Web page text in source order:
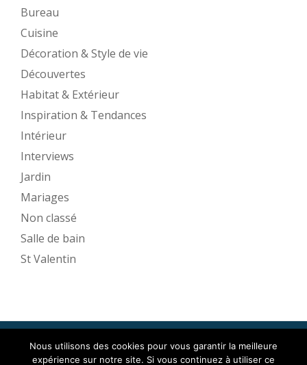
Bureau
Cuisine
Décoration & Style de vie
Découvertes
Habitat & Extérieur
Inspiration & Tendances
Intérieur
Interviews
Jardin
Mariages
Non classé
Salle de bain
St Valentin
Mise en Espace ©2017
Nous utilisons des cookies pour vous garantir la meilleure
expérience sur notre site. Si vous continuez à utiliser ce